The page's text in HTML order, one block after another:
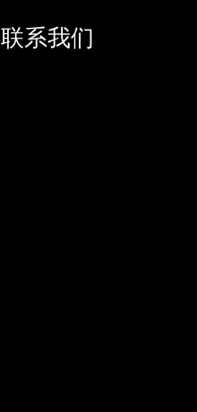
联系我们